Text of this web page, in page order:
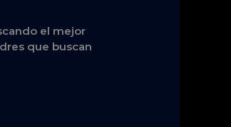
el mejor
que buscan